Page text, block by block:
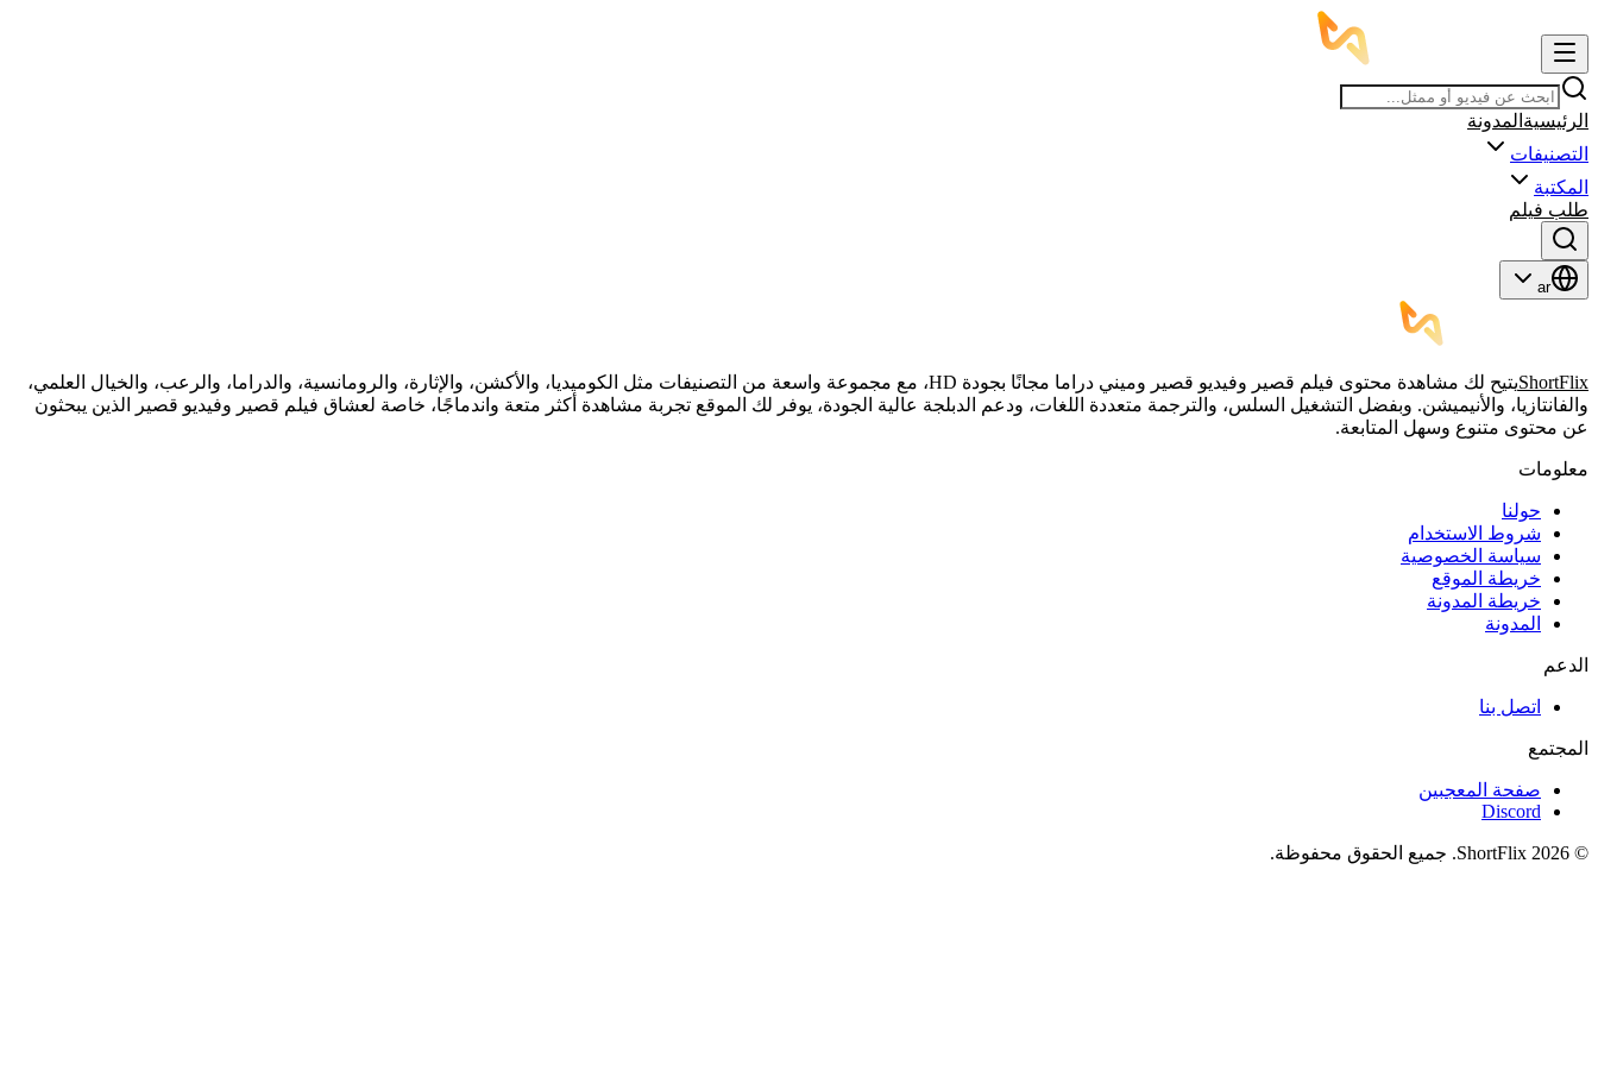
الرئيسية المدونة
التصنيفات
المكتبة
طلب فيلم
ar
ShortFlix
يتيح لك مشاهدة محتوى فيلم قصير وفيديو قصير وميني دراما مجانًا بجودة HD، مع مجموعة واسعة من التصنيفات مثل الكوميديا، والأكشن، والإثارة، والرومانسية، والدراما، والرعب، والخيال العلمي،
والفانتازيا، والأنيميشن. وبفضل التشغيل السلس، والترجمة متعددة اللغات، ودعم الدبلجة عالية الجودة، يوفر لك الموقع تجربة مشاهدة أكثر متعة واندماجًا، خاصة لعشاق فيلم قصير وفيديو قصير الذين يبحثون
عن محتوى متنوع وسهل المتابعة.
معلومات
حولنا
شروط الاستخدام
سياسة الخصوصية
خريطة الموقع
خريطة المدونة
المدونة
الدعم
اتصل بنا
المجتمع
صفحة المعجبين
Discord
© 2026 ShortFlix. جميع الحقوق محفوظة.